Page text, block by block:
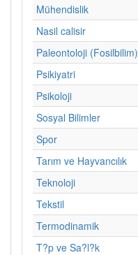
Mühendislik
Nasil calisir
Paleontoloji (Fosilbilim)
Psikiyatri
Psikoloji
Sosyal Bilimler
Spor
Tarım ve Hayvancılık
Teknoloji
Tekstil
Termodinamik
T?p ve Sa?l?k